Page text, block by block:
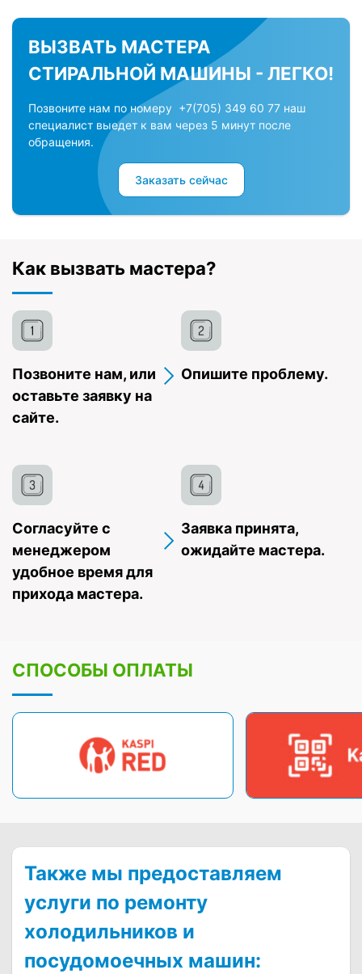
ВЫЗВАТЬ МАСТЕРА
СТИРАЛЬНОЙ МАШИНЫ - ЛЕГКО!
Позвоните нам по номеру +7(705) 349 60 77 наш
специалист выедет к вам через 5 минут после
обращения.
Заказать сейчас
Как вызвать мастера?
Позвоните нам, или
оставьте заявку на
сайте.
Опишите проблему.
Согласуйте с
менеджером
удобное время для
прихода мастера.
Заявка принята,
ожидайте мастера.
СПОСОБЫ ОПЛАТЫ
Также мы предоставляем
услуги по ремонту
холодильников и
посудомоечных машин: